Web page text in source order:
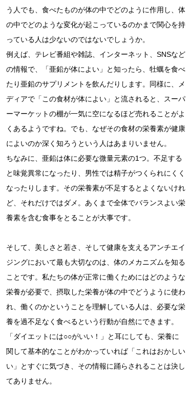
う人でも、食べたものが体の中でどのように作用し、体
の中でどのような変化が起こっているのかまで関心を持
っている人は少ないのではないでしょうか。
例えば、テレビ番組や雑誌、インターネット、SNSなど
の情報で、「亜鉛が体によい」と知ったら、牡蠣を食べ
たり亜鉛のサプリメントを飲んだりします。同様に、メ
ディアで「この食材が体によい」と流されると、スーパ
ーマーケットの棚が一気に空になるほど売れることがよ
くあるようですね。でも、なぜその食材の栄養素が健康
によいのか深く知ろうという人はあまりいません。
ちなみに、亜鉛は体に必要な微量元素の1つ。不足する
と味覚異常になったり、男性では精子がつくられにくく
なったりします。その栄養素が不足するとよくないけれ
ど、それだけではダメ。あくまで全体でバランスよい栄
養素を含む食事をとることが大事です。
そして、美しさと若さ、そして健康を支えるアンチエイ
ジングにおいて最も大切なのは、体のメカニズムを知る
ことです。私たちの体が正常に働くためにはどのような
栄養が必要で、摂取した栄養が体の中でどうように使わ
れ、働くのかということを理解している人は、必要な栄
養を過不足なく食べるという行動が自然にできます。
「ダイエットには○○がいい！」と耳にしても、栄養に
関して基本的なことがわかっていれば「これはおかしい
い」とすぐに気づき、その情報に踊らされることは決し
てありません。